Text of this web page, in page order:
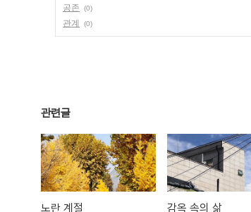
공존 (0)
관계 (0)
관련글
노란 계절 감옥 속의 삶